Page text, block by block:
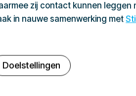
zij contact kunnen leggen
in nauwe samenwerking met
Doelstellingen